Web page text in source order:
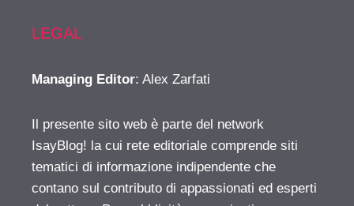
LEGAL
Managing Editor: Alex Zarfati
Il presente sito web è parte del network
IsayBlog! la cui rete editoriale comprende siti
tematici di informazione indipendente che
contano sul contributo di appassionati ed esperti